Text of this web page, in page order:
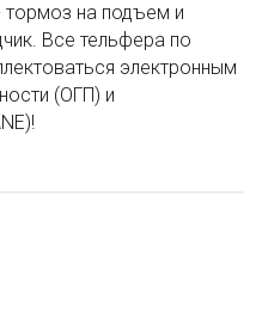
тормоз на подъем и
Все тельфера по
электронным
(ОГП) и